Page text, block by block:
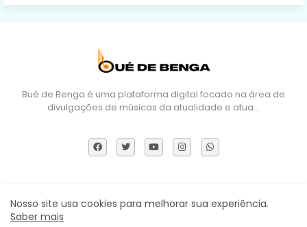
Bué de Benga é uma plataforma digital focado na área de
divulgações de músicas da atualidade e atua…
Sobre Nós DMCA Termos e Políticas Contactos
Nosso site usa cookies para melhorar sua experiência.
Saber mais